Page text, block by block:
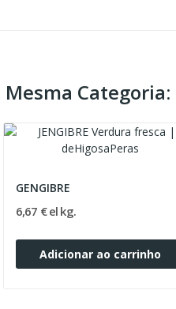
Categoria:
GENGIBRE
6,67 € el kg.
Adicionar ao carrinho